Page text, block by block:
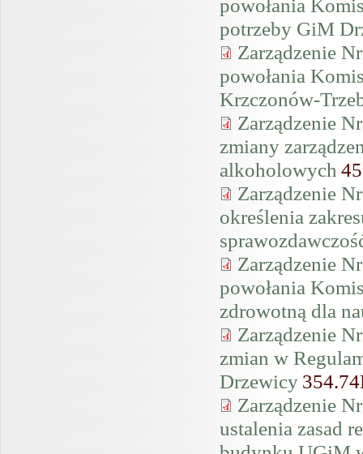
powołania
potrzeby GiM
Zarządzenie
powołania
Krzczonów-
Zarządzenie
zmiany
alkoholowych
Zarządzenie
określenia
Zarządzenie
powołania
zdrowotną dla
Zarządzenie
zmian w
Drzewicy
Zarządzenie
ustalenia zasad